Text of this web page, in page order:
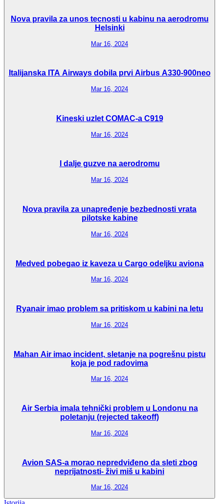
Nova pravila za unos tecnosti u kabinu na aerodromu
Helsinki
Mar 16, 2024
Italijanska ITA Airways dobila prvi Airbus A330-900neo
Mar 16, 2024
Kineski uzlet COMAC-a C919
Mar 16, 2024
I dalje guzve na aerodromu
Mar 16, 2024
Nova pravila za unapređenje bezbednosti vrata
pilotske kabine
Mar 16, 2024
Medved pobegao iz kaveza u Cargo odeljku aviona
Mar 16, 2024
Ryanair imao problem sa pritiskom u kabini na letu
Mar 16, 2024
Mahan Air imao incident, sletanje na pogrešnu pistu
koja je pod radovima
Mar 16, 2024
Air Serbia imala tehnički problem u Londonu na
poletanju (rejected takeoff)
Mar 16, 2024
Avion SAS-a morao nepredviđeno da sleti zbog
neprijatnosti- živi miš u kabini
Mar 16, 2024